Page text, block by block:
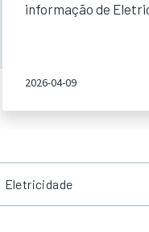
informação de
2026-04-09
Eletricidade